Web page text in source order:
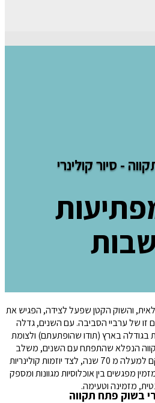
- סיור קולינרי
והשוק הקטן שפעל לצידה, הפגיש את
זו של ערביי הסביבה. עם השנים, גדלה
בגודלה בארץ (תודו שהופתעתם) ולצומת
הנפלא שהתפתח עם השנים, משלב
עסקים משפחתיים ותיקים, חלקם למעלה מ 70 שנה, לצד יוזמות קולינריות
מפגשים בין אוכלוסיות מגוונות ומספק
מזמינה וטעימה.
בשוק פתח תקווה